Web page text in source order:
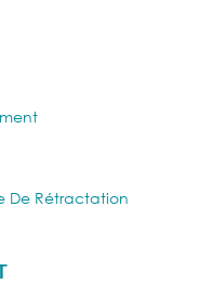
De Rétractation